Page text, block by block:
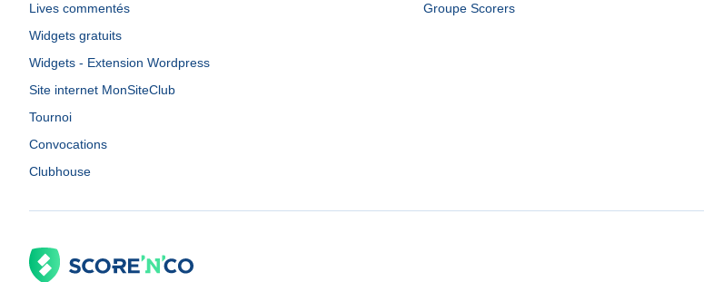
Lives commentés
Widgets gratuits
Widgets - Extension Wordpress
Site internet MonSiteClub
Tournoi
Convocations
Clubhouse
Groupe Scorers